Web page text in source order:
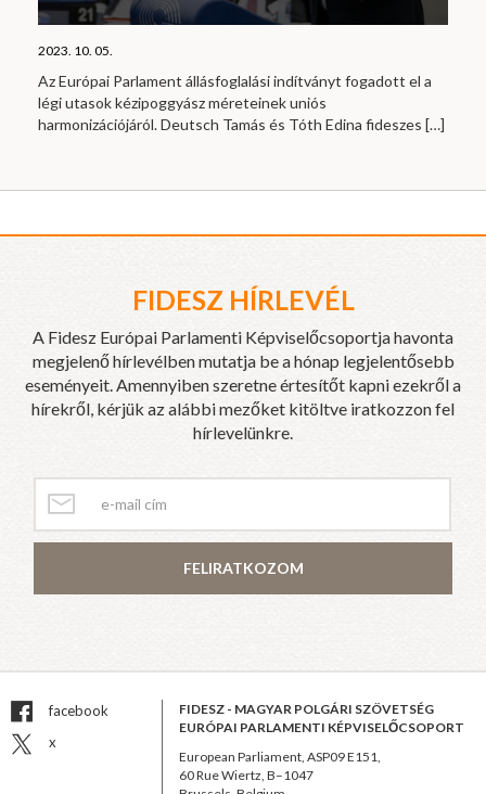
2023. 10. 05.
Az Európai Parlament állásfoglalási indítványt fogadott el a
légi utasok kézipoggyász méreteinek uniós
harmonizációjáról. Deutsch Tamás és Tóth Edina fideszes […]
FIDESZ HÍRLEVÉL
A Fidesz Európai Parlamenti Képviselőcsoportja havonta
megjelenő hírlevélben mutatja be a hónap legjelentősebb
eseményeit. Amennyiben szeretne értesítőt kapni ezekről a
hírekről, kérjük az alábbi mezőket kitöltve iratkozzon fel
hírlevelünkre.
FELIRATKOZOM
facebook
x
FIDESZ - MAGYAR POLGÁRI SZÖVETSÉG
EURÓPAI PARLAMENTI KÉPVISELŐCSOPORT
European Parliament, ASP09 E151,
60 Rue Wiertz, B–1047